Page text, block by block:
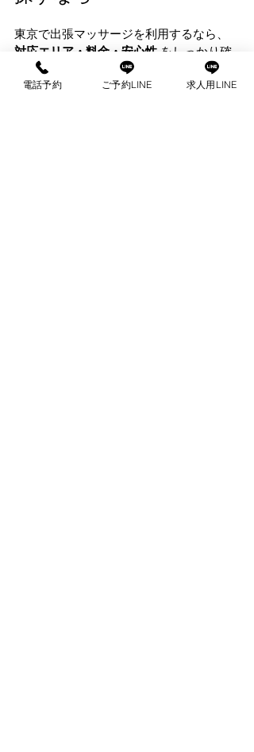
東京で出張マッサージを利用するなら、
対応エリア・料金・安心性 をしっかり確
認することが大切です。
電話予約 ご予約LINE 求人用LINE